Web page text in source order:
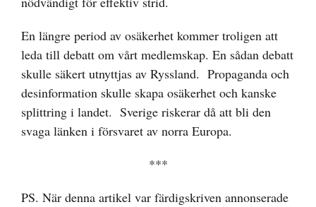
En längre period av osäkerhet kommer troligen att
leda till debatt om vårt medlemskap. En sådan debatt
skulle säkert utnyttjas av Ryssland. Propaganda och
desinformation skulle skapa osäkerhet och kanske
splittring i landet. Sverige riskerar då att bli den
svaga länken i försvaret av norra Europa.
***
PS. När denna artikel var färdigskriven annonserade